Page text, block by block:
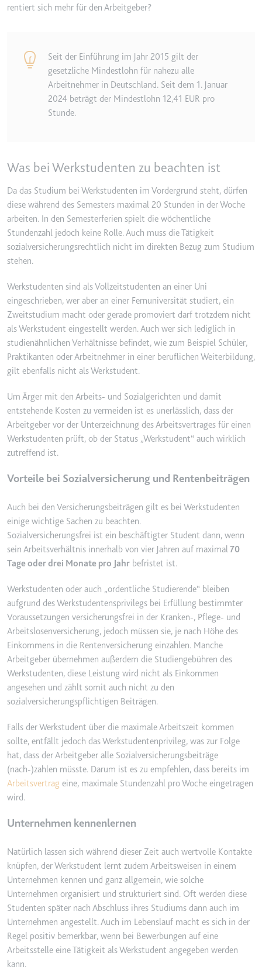
Marketingkanäle hinweg.
Typ:
HTTP-Cookie
_gcl_au
Anbieter:
Ablauf:
3 Monate
Typ:
HTTP-Cookie
_gcl_ls
Anbieter:
www.googletagmanager.com
der Website.
Ablauf:
Typ:
HTML Local Storage
__Secure-ROLLOUT_TOKEN
Zweck:
Wird verwendet, um die Interaktion der
verfolgen.
Ablauf:
180 Tage
Typ:
Anbieter:
youtube.com
Zweck:
Speichert die Benutzereinstellungen beim
integrierten Youtube-Videos
Ablauf:
Sitzung
__Secure-YNID
Anbieter:
youtube.com
Wird verwendet, um die Interaktion der
verfolgen.
Ablauf:
180 Tage
Typ:
HTTP-Cookie
LAST_RESULT_ENTRY_KEY
Anbieter:
youtube.com
Zweck:
Wird verwendet, um die Interaktion der
Typ:
HTTP-Cookie
LogsDatabaseV2:V#||LogsRequestsStore
Anbieter:
youtube.com
Zweck:
Wird verwendet, um die Interaktion der
Ablauf:
Beständig
Typ:
IndexedDB
rentiert sich mehr für den Arbeitgeber?
Seit der Einführung im Jahr 2015 gilt der
gesetzliche Mindestlohn für nahezu alle
Arbeitnehmer in Deutschland. Seit dem 1. Januar
2024 beträgt der Mindestlohn 12,41 EUR pro
Stunde.
Was bei Werkstudenten zu beachten ist
Da das Studium bei Werkstudenten im Vordergrund steht, dürfen
diese während des Semesters maximal 20 Stunden in der Woche
arbeiten. In den Semesterferien spielt die wöchentliche
Stundenzahl jedoch keine Rolle. Auch muss die Tätigkeit
sozialversicherungsrechtlich nicht im direkten Bezug zum Studium
stehen.
Werkstudenten sind als Vollzeitstudenten an einer Uni
eingeschrieben, wer aber an einer Fernuniversität studiert, ein
Zweitstudium macht oder gerade promoviert darf trotzdem nicht
als Werkstudent eingestellt werden. Auch wer sich lediglich in
studienähnlichen Verhältnisse befindet, wie zum Beispiel Schüler,
Praktikanten oder Arbeitnehmer in einer beruflichen Weiterbildung,
gilt ebenfalls nicht als Werkstudent.
Um Ärger mit den Arbeits- und Sozialgerichten und damit
entstehende Kosten zu vermeiden ist es unerlässlich, dass der
Arbeitgeber vor der Unterzeichnung des Arbeitsvertrages für einen
Werkstudenten prüft, ob der Status „Werkstudent“ auch wirklich
zutreffend ist.
Vorteile bei Sozialversicherung und Rentenbeiträgen
Auch bei den Versicherungsbeiträgen gilt es bei Werkstudenten
einige wichtige Sachen zu beachten.
Sozialversicherungsfrei ist ein beschäftigter Student dann, wenn
sein Arbeitsverhältnis innerhalb von vier Jahren auf maximal70
Tage oder drei Monate pro Jahr befristet ist.
Werkstudenten oder auch „ordentliche Studierende“ bleiben
aufgrund des Werkstudentensprivilegs bei Erfüllung bestimmter
Voraussetzungen versicherungsfrei in der Kranken-, Pflege- und
Arbeitslosenversicherung, jedoch müssen sie, je nach Höhe des
Einkommens in die Rentenversicherung einzahlen. Manche
Arbeitgeber übernehmen außerdem die Studiengebühren des
Werkstudenten, diese Leistung wird nicht als Einkommen
angesehen und zählt somit auch nicht zu den
sozialversicherungspflichtigen Beiträgen.
Falls der Werkstudent über die maximale Arbeitszeit kommen
sollte, entfällt jedoch das Werkstudentenprivileg, was zur Folge
hat, dass der Arbeitgeber alle Sozialversicherungsbeiträge
(nach-)zahlen müsste. Darum ist es zu empfehlen, dass bereits im
Arbeitsvertrag eine, maximale Stundenzahl pro Woche eingetragen
wird.
Unternehmen kennenlernen
Natürlich lassen sich während dieser Zeit auch wertvolle Kontakte
knüpfen, der Werkstudent lernt zudem Arbeitsweisen in einem
Unternehmen kennen und ganz allgemein, wie solche
Unternehmen organisiert und strukturiert sind. Oft werden diese
Studenten später nach Abschluss ihres Studiums dann auch im
Unternehmen angestellt. Auch im Lebenslauf macht es sich in der
Regel positiv bemerkbar, wenn bei Bewerbungen auf eine
Arbeitsstelle eine Tätigkeit als Werkstudent angegeben werden
kann.